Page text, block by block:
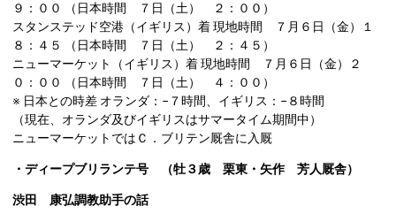
９：００ （日本時間 ７日（土） ２：００）
スタンステッド空港（イギリス）着 現地時間 ７月６日（金）１
８：４５ （日本時間 ７日（土） ２：４５）
ニューマーケット（イギリス）着 現地時間 ７月６日（金）２
０：００ （日本時間 ７日（土） ４：００）
※ 日本との時差 オランダ：−７時間、イギリス：−８時間
（現在、オランダ及びイギリスはサマータイム期間中）
ニューマーケットではＣ．ブリテン厩舎に入厩
・ディープブリランテ号 （牡３歳 栗東・矢作 芳人厩舎）
渋田 康弘調教助手の話